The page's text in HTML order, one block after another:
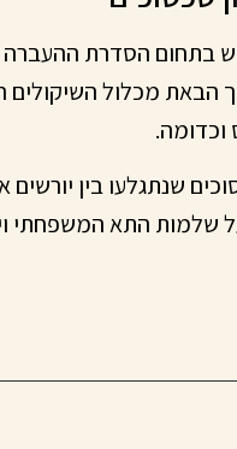
בתחום הסדרת ההעברה
מכלול השיקולים
וכדומה.
שנתגלעו בין
שלמות התא המשפחתי